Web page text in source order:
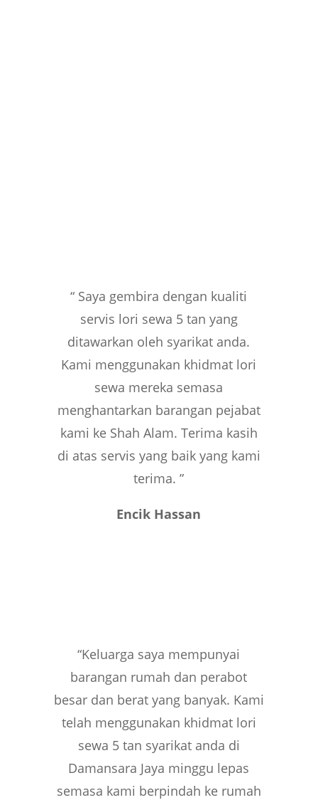
“ Saya gembira dengan kualiti
servis lori sewa 5 tan yang
ditawarkan oleh syarikat anda.
Kami menggunakan khidmat lori
sewa mereka semasa
menghantarkan barangan pejabat
kami ke Shah Alam. Terima kasih
di atas servis yang baik yang kami
terima.”
Encik Hassan
“Keluarga saya mempunyai
barangan rumah dan perabot
besar dan berat yang banyak. Kami
telah menggunakan khidmat lori
sewa 5 tan syarikat anda di
Damansara Jaya minggu lepas
semasa kami berpindah ke rumah